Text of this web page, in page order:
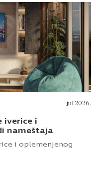
jul 2026.
ploče u kuhinji i
koriste za površine